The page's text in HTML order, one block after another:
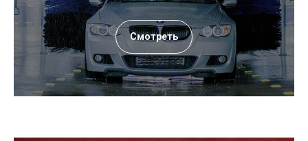
Смотреть